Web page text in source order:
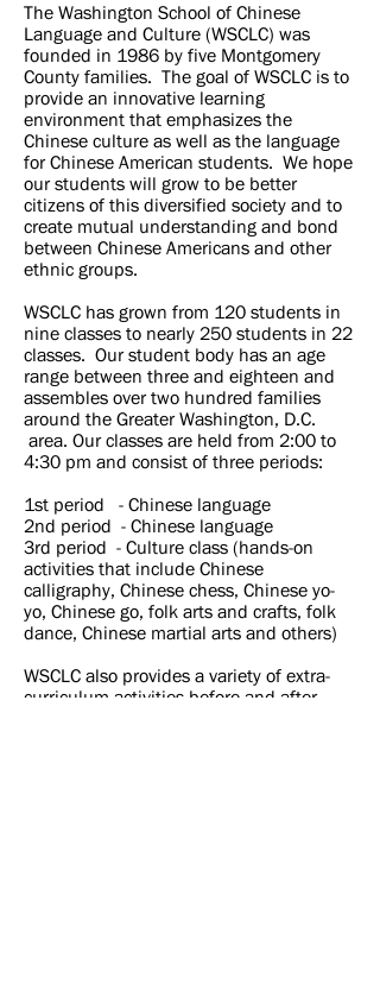
The Washington School of Chinese
Language and Culture (WSCLC) was
founded in 1986 by five Montgomery
County families. The goal of WSCLC is to
provide an innovative learning
environment that emphasizes the
Chinese culture as well as the language
for Chinese American students. We hope
our students will grow to be better
citizens of this diversified society and to
create mutual understanding and bond
between Chinese Americans and other
ethnic groups.
WSCLC has grown from 120 students in
nine classes to nearly 250 students in 22
classes. Our student body has an age
range between three and eighteen and
assembles over two hundred families
around the Greater Washington, D.C.
area. Our classes are held from 2:00 to
4:30 pm and consist of three periods:
1st period - Chinese language
2nd period - Chinese language
3rd period - Culture class (hands-on
activities that include Chinese
calligraphy, Chinese chess, Chinese yo-
yo, Chinese go, folk arts and crafts, folk
dance, Chinese martial arts and others)
WSCLC also provides a variety of extra-
curriculum activities before and after